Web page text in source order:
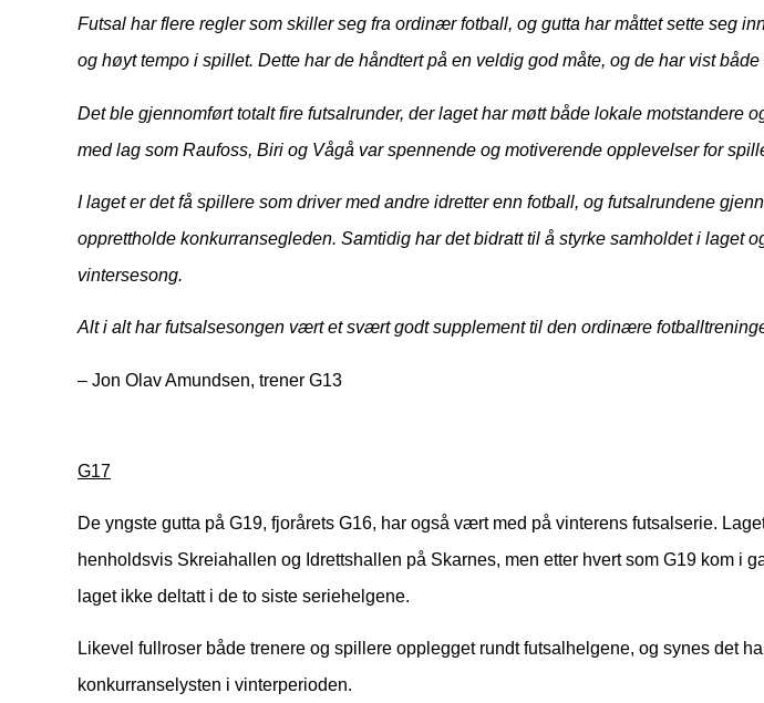
Futsal har flere regler som skiller seg fra ordinær fotball, og gutta har måttet sette seg
og høyt tempo i spillet. Dette har de håndtert på en veldig god måte, og de har vist
Det ble gjennomført totalt fire futsalrunder, der laget har møtt både lokale motstandere
med lag som Raufoss, Biri og Vågå var spennende og motiverende opplevelser for
I laget er det få spillere som driver med andre idretter enn fotball, og futsalrundene
opprettholde konkurransegleden. Samtidig har det bidratt til å styrke samholdet i laget
vintersesong.
Alt i alt har futsalsesongen vært et svært godt supplement til den ordinære
– Jon Olav Amundsen, trener G13
G17
De yngste gutta på G19, fjorårets G16, har også vært med på vinterens futsalserie.
henholdsvis Skreiahallen og Idrettshallen på Skarnes, men etter hvert som G19 kom i
laget ikke deltatt i de to siste seriehelgene.
Likevel fullroser både trenere og spillere opplegget rundt futsalhelgene, og synes det
konkurranselysten i vinterperioden.